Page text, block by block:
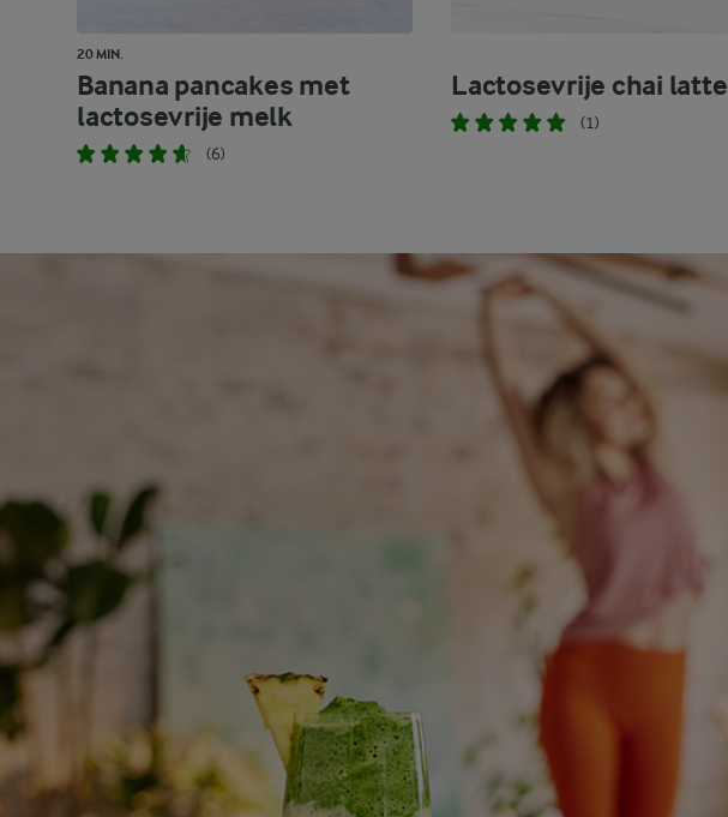
20 MIN.
Banana pancakes met
lactosevrije melk
(6)
Lactosevrije chai latte
(1)